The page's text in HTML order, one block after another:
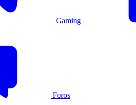
Gaming
Foros